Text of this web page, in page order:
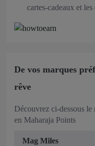
cartes-cadeaux et
De vos marques
rêve
Découvrez ci-dessous
en Maharaja Points
Mag Miles